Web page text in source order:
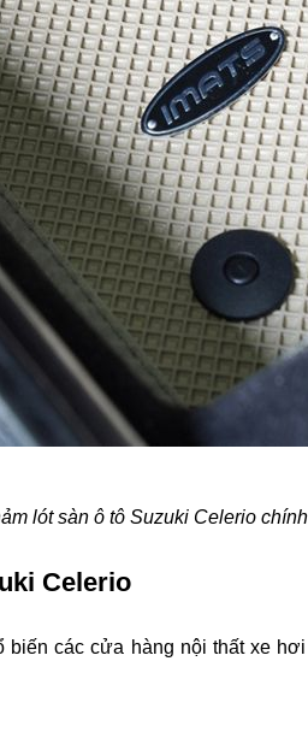
lót sàn ô tô Suzuki Celerio
Celerio
các cửa hàng nội thất xe